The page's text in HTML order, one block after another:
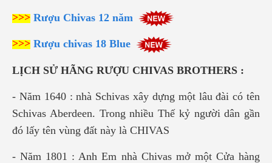
>>> Rượu Chivas 12 năm
>>> Rượu chivas 18 Blue
LỊCH SỬ HÃNG RƯỢU CHIVAS BROTHERS :
- Năm 1640 : nhà Schivas xây dựng một lâu đài có tên
Schivas Aberdeen. Trong nhiều Thế kỷ người dân gần
đó lấy tên vùng đất này là CHIVAS
- Năm 1801 : Anh Em nhà Chivas mở một Cửa hàng